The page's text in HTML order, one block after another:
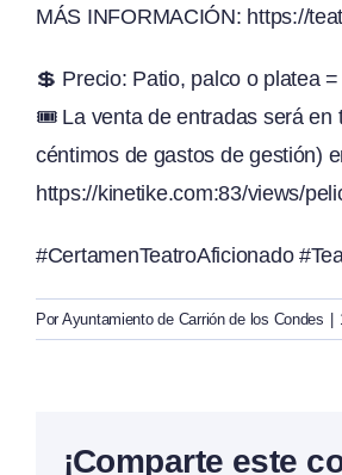
MÁS INFORMACIÓN: https://
💲 Precio: Patio, palco o platea
🎟️La venta de entradas será en
céntimos de gastos de gestión)
https://kinetike.com:83/views/
#CertamenTeatroAficionado
Por Ayuntamiento de Carrión de los Condes
¡Comparte este